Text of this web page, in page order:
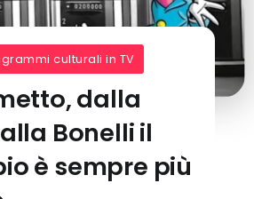
culturali in TV
dalla
Bonelli il
è sempre più